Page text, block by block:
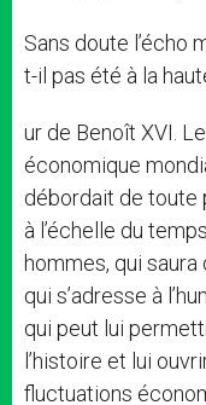
Sans doute l’écho
t-il pas été à la
ur de Benoît XVI.
économique
débordait de toute
à l’échelle du
hommes, qui saura
qui s’adresse à
qui peut lui
l’histoire et lui
fluctuations